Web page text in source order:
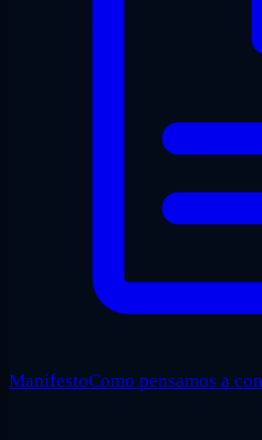
ManifestoComo pensamos a